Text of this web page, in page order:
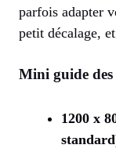
parfois adapter
petit décalage,
Mini guide
1200 x